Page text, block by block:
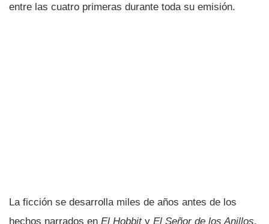
entre las cuatro primeras durante toda su emisión.
La ficción se desarrolla miles de años antes de los
hechos narrados en El Hobbity El Señor de los Anillos.